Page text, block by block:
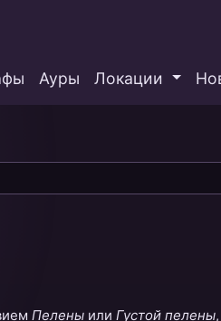
Ауры Локации
Пелены или Густой пелены